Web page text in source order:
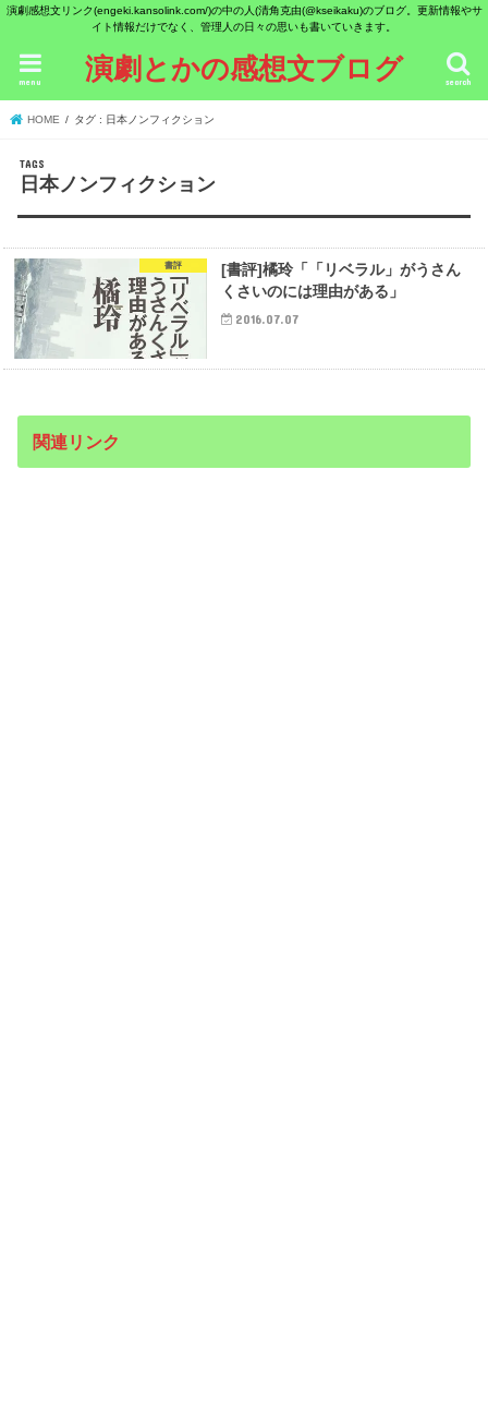
演劇感想文リンク(engeki.kansolink.com/)の中の人(清角克由(@kseikaku)のブログ。更新情報やサ
イト情報だけでなく、管理人の日々の思いも書いていきます。
演劇とかの感想文ブログ search
menu
HOME タグ : 日本ノンフィクション
日本ノンフィクション
書評
[書評]橘玲「「リベラル」がうさん
くさいのには理由がある」
2016.07.07
関連リンク